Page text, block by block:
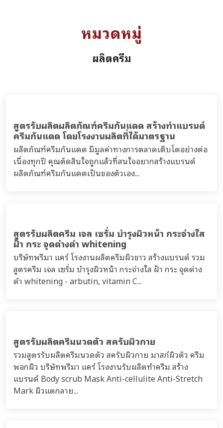
หมวดหมู่
ผลิตครีม
สูตรรับผลิตผลิตภัณฑ์ครีมกันแดด สร้างทำแบรนด์
ครีมกันแดด โดยโรงงานผลิตที่ได้มาตรฐาน
ผลิตภัณฑ์ครีมกันแดด มีมูลค่าทางการตลาดเติบโตอย่างต่อ
เนื่องทุกปี คุณตัดสินใจถูกแล้วที่สนใจอยากสร้างแบรนด์
ผลิตภัณฑ์ครีมกันแดดเป็นของตัวเอง...
สูตรรับผลิตครีม เจล เซรั่ม บำรุงผิวหน้า กระจ่างใส
ฝ้า กระ จุดด่างดำ whitening
บริษัทพรีมา แคร์ โรงงานผลิตครีมผิวขาว สร้างแบรนด์ รวม
สูตรครีม เจล เซรั่ม บำรุงผิวหน้า กระจ่างใส ฝ้า กระ จุดด่าง
ดำ whitening - arbutin, vitamin C...
สูตรรับผลิตครีมนวดตัว สครับผิวกาย
รวมสูตรรับผลิตครีมนวดตัว สครับผิวกาย มาสก์ผิวตัว ครีม
พอกผิว บริษัทพรีมา แคร์ โรงงานรับผลิตทำครีม สร้าง
แบรนด์ Body scrub Mask Anti-cellulite Anti-Stretch
Mark ผิวแตกลาย...